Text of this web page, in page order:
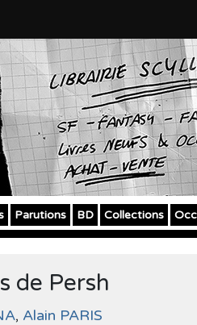
Parutions BD Collections
de Persh
, Alain PARIS